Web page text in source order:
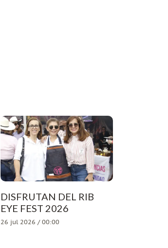
DISFRUTAN DEL RIB
EYE FEST 2026
26 jul 2026 / 00:00